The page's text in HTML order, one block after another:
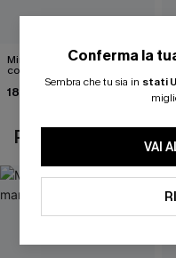
Mini abito senza maniche
con colletto nero
18,90 €
POTREBBE
Conferma la
Sembra che tu sia in stati
VAI